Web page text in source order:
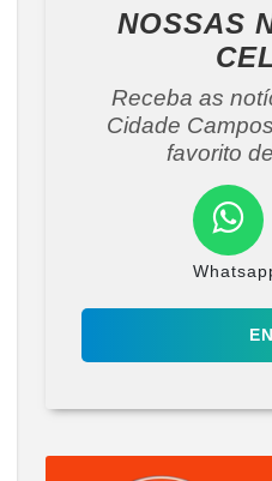
NOSSAS
Receba as
Cidade
favorito